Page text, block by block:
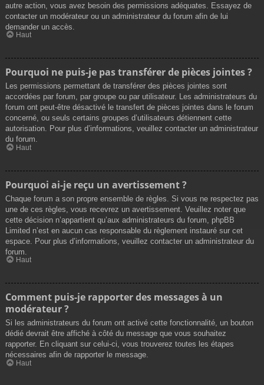
autre action, vous avez besoin des permissions adéquates. Essayez de
contacter un modérateur ou un administrateur du forum afin de lui
demander un accès.
Haut
Pourquoi ne puis-je pas transférer de pièces jointes ?
Les permissions permettant de transférer des pièces jointes sont
accordées par forum, par groupe ou par utilisateur. Les administrateurs du
forum ont peut-être désactivé le transfert de pièces jointes dans le forum
concerné, ou seuls certains groupes d’utilisateurs détiennent cette
autorisation. Pour plus d’informations, veuillez contacter un administrateur
du forum.
Haut
Pourquoi ai-je reçu un avertissement ?
Chaque forum a son propre ensemble de règles. Si vous ne respectez pas
une de ces règles, vous recevrez un avertissement. Veuillez noter que
cette décision n’appartient qu’aux administrateurs du forum, phpBB
Limited n’est en aucun cas responsable du règlement instauré sur cet
espace. Pour plus d’informations, veuillez contacter un administrateur du
forum.
Haut
Comment puis-je rapporter des messages à un
modérateur ?
Si les administrateurs du forum ont activé cette fonctionnalité, un bouton
dédié devrait être affiché à côté du message que vous souhaitez
rapporter. En cliquant sur celui-ci, vous trouverez toutes les étapes
nécessaires afin de rapporter le message.
Haut